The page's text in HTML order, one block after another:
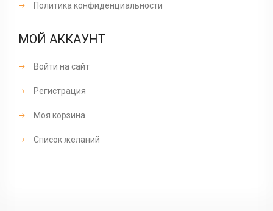
Политика конфиденциальности
МОЙ АККАУНТ
Войти на сайт
Регистрация
Моя корзина
Список желаний